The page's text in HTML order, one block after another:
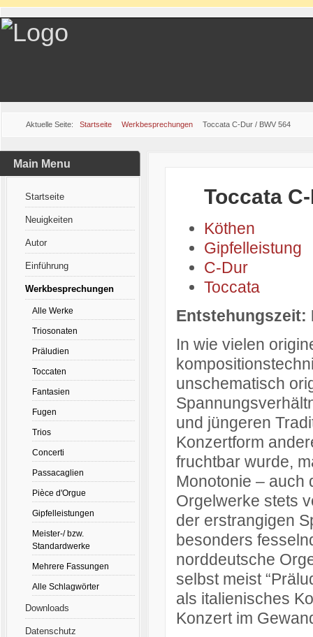
Aktuelle Seite: Startseite Werkbesprechungen Toccata C-Dur / BWV 564
Main Menu
Startseite
Neuigkeiten
Autor
Einführung
Werkbesprechungen
Alle Werke
Triosonaten
Präludien
Toccaten
Fantasien
Fugen
Trios
Concerti
Passacaglien
Pièce d'Orgue
Gipfelleistungen
Meister-/ bzw.
Standardwerke
Mehrere Fassungen
Alle Schlagwörter
Downloads
Datenschutz
Toccata
Köthen
Gipfelleistung
C-Dur
Toccata
Entstehungszeit:
In wie vielen
unschematisch
und jüngeren
Konzertform
fruchtbar wurde,
Monotonie – auch
Orgelwerke stets
der erstrangigen
besonders
norddeutsche
selbst meist
als italienisches
Konzert im